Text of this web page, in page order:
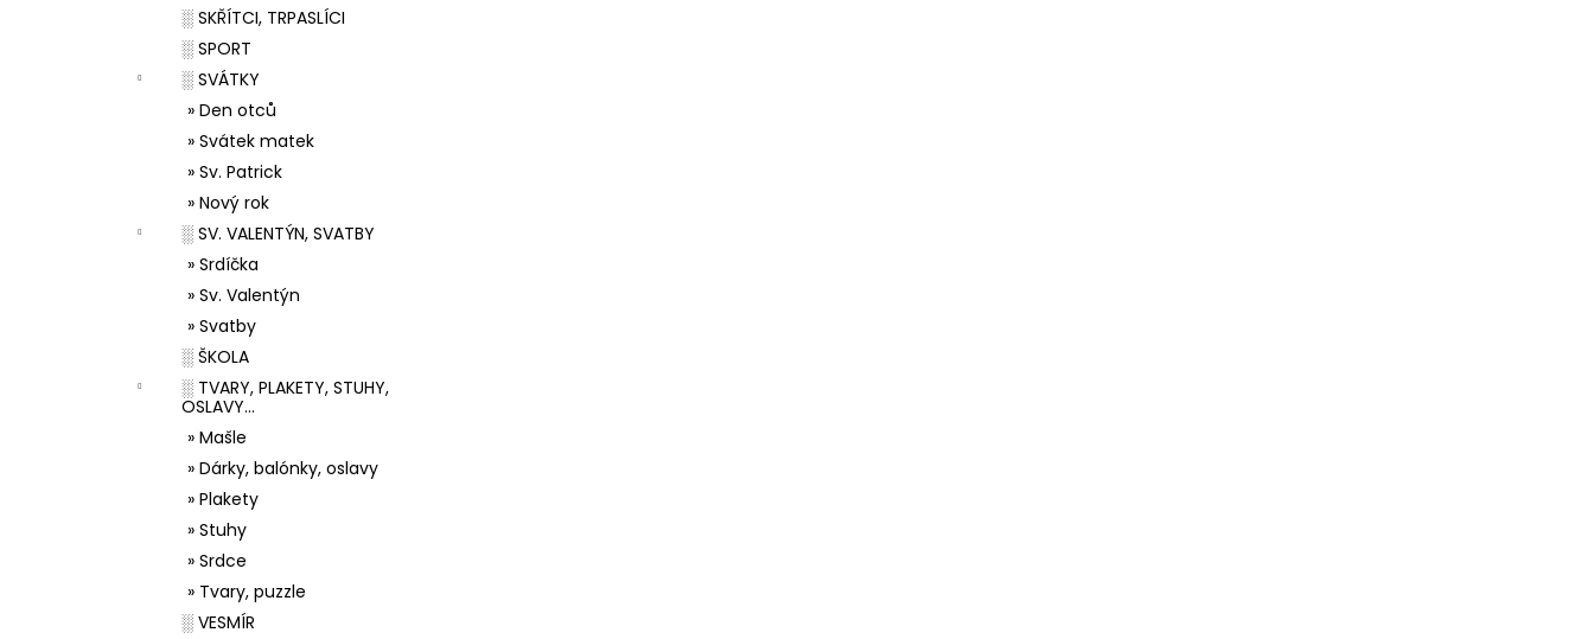
░ SKŘÍTCI, TRPASLÍCI
░ SPORT
░ SVÁTKY
» Den otců
» Svátek matek
» Sv. Patrick
» Nový rok
░ SV. VALENTÝN, SVATBY
» Srdíčka
» Sv. Valentýn
» Svatby
░ ŠKOLA
░ TVARY, PLAKETY, STUHY,
OSLAVY...
» Mašle
» Dárky, balónky, oslavy
» Plakety
» Stuhy
» Srdce
» Tvary, puzzle
░ VESMÍR